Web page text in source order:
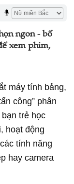
ngon - bổ
xem phim,
máy tính bảng,
công” phân
trẻ học
hoạt động
tính năng
hay camera